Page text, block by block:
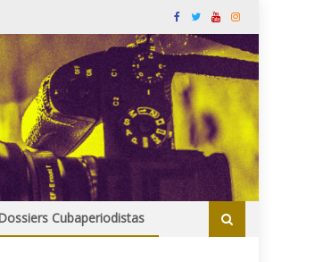
Cubaperiodistas